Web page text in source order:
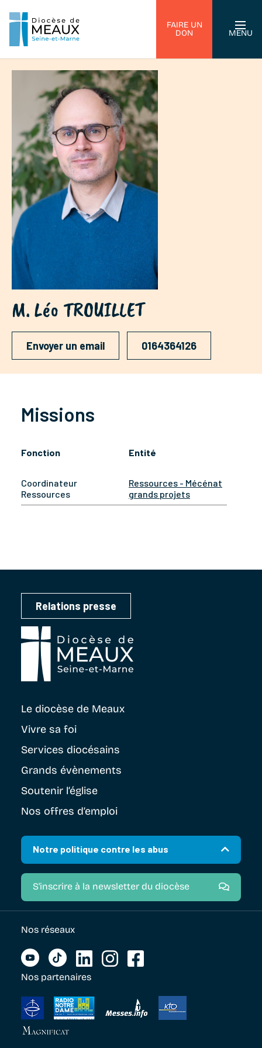
FAIRE UN
DON
MENU
M. Léo TROUILLET
Envoyer un email 0164364126
Missions
Fonction Entité
Coordinateur
Ressources
Ressources - Mécénat
grands projets
Relations presse
Le diocèse de Meaux
Vivre sa foi
Services diocésains
Grands évènements
Soutenir l’église
Nos offres d’emploi
Notre politique contre les abus
S'inscrire à la newsletter du diocèse
Nos réseaux
Nos partenaires